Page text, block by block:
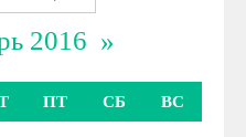
2016 »
ПТ СБ ВС